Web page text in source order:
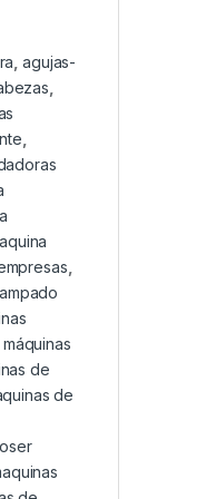
,agujas-
máquinas
de
de